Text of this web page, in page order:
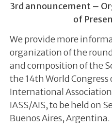
3rd announcement –
of
We provide more
organization of the
and composition of the
the 14th World
International
IASS/AIS, to be held on
Buenos Aires, Argentina.